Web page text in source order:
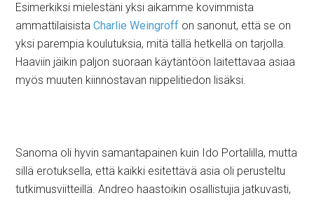
Esimerkiksi mielestäni yksi aikamme kovimmista
ammattilaisistaCharlie Weingroff on sanonut, että se on
yksi parempia koulutuksia, mitä tällä hetkellä on tarjolla.
Haaviin jäikin paljon suoraan käytäntöön laitettavaa asiaa
myös muuten kiinnostavan nippelitiedon lisäksi.
Sanoma oli hyvin samantapainen kuin Ido Portalilla, mutta
sillä erotuksella, että kaikki esitettävä asia oli perusteltu
tutkimusviitteillä. Andreo haastoikin osallistujia jatkuvasti,